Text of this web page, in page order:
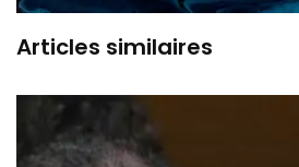
Articles similaires